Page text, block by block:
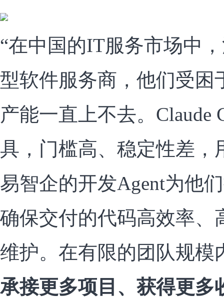
“在中国的IT服务市场中
型软件服务商，他们受困
产能一直上不去。Claude
具，门槛高、稳定性差，
易智企的开发Agent为他
确保交付的代码高效率、
维护。在有限的团队规模
承接更多项目、获得更多